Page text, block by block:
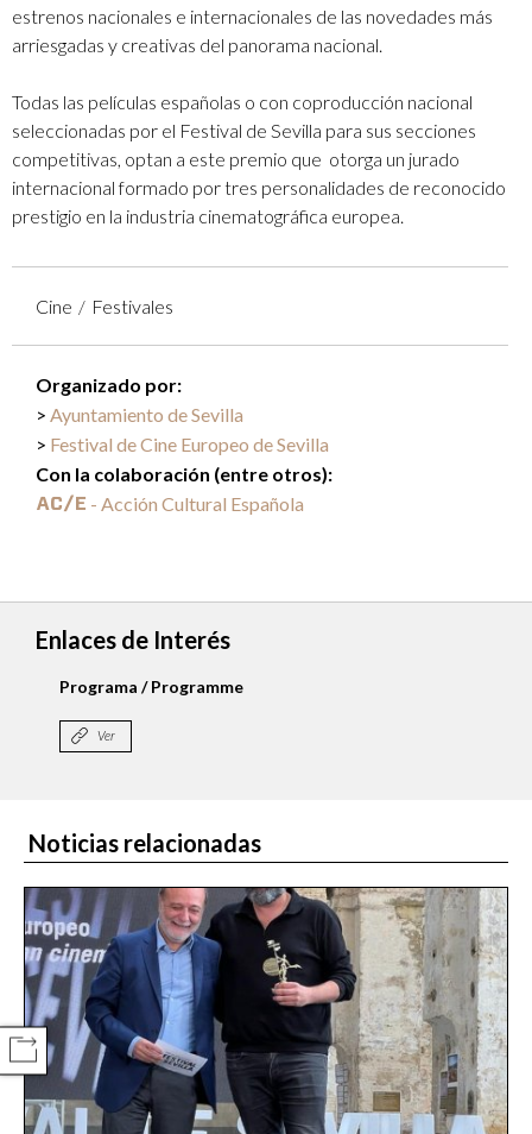
COMPARTIR
estrenos nacionales e internacionales de las novedades más
arriesgadas y creativas del panorama nacional.
Todas las películas españolas o con coproducción nacional
seleccionadas por el Festival de Sevilla para sus secciones
competitivas, optan a este premio que otorga un jurado
internacional formado por tres personalidades de reconocido
prestigio en la industria cinematográfica europea.
Cine Festivales
Organizado por:
Ayuntamiento de Sevilla
Festival de Cine Europeo de Sevilla
Con la colaboración (entre otros):
- Acción Cultural Española
Enlaces de Interés
Programa / Programme
Ver
Noticias relacionadas